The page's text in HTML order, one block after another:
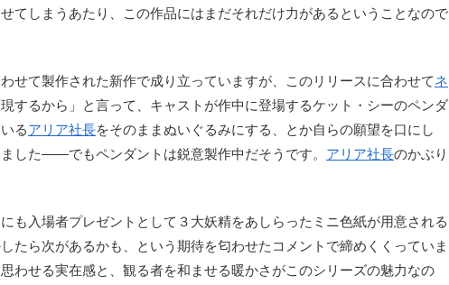
てしまうあたり、この作品にはまだそれだけ力があるということなので
せて製作された新作で成り立っていますが、このリリースに合わせてネ
するから」と言って、キャストが作中に登場するケット・シーのペンダ
るアリア社長をそのままぬいぐるみにする、とか自らの願望を口にし
した――でもペンダントは鋭意製作中だそうです。 アリア社長のかぶり
も入場者プレゼントとして３大妖精をあしらったミニ色紙が用意される
たら次があるかも、という期待を匂わせたコメントで締めくくっていま
わせる実在感と、観る者を和ませる暖かさがこのシリーズの魅力なの